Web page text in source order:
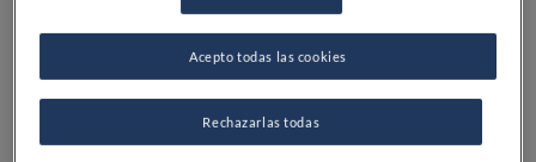
Rechazarlas todas
Acepto todas las cookies